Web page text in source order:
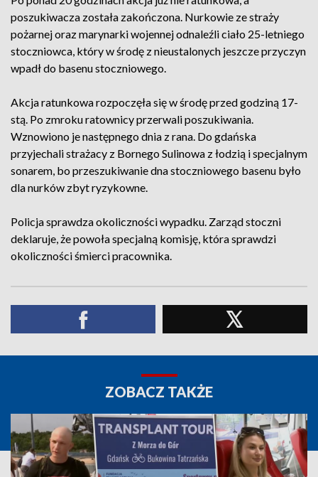
poszukiwacza została zakończona. Nurkowie ze straży
pożarnej oraz marynarki wojennej odnaleźli ciało 25-letniego
stoczniowca, który w środę z nieustalonych jeszcze przyczyn
wpadł do basenu stoczniowego.
Akcja ratunkowa rozpoczęła się w środę przed godziną 17-
stą. Po zmroku ratownicy przerwali poszukiwania.
Wznowiono je następnego dnia z rana. Do gdańska
przyjechali strażacy z Bornego Sulinowa z łodzią i specjalnym
sonarem, bo przeszukiwanie dna stoczniowego basenu było
dla nurków zbyt ryzykowne.
Policja sprawdza okoliczności wypadku. Zarząd stoczni
deklaruje, że powoła specjalną komisję, która sprawdzi
okoliczności śmierci pracownika.
ZOBACZ TAKŻE